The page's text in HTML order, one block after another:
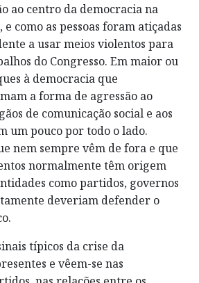
ao centro da democracia na
como as pessoas foram atiçadas
a usar meios violentos para
do Congresso. Em maior ou
à democracia que
a forma de agressão ao
de comunicação social e aos
um pouco por todo o lado.
nem sempre vêm de fora e que
normalmente têm origem
como partidos, governos
deveriam defender o
típicos da crise da
e vêem-se nas